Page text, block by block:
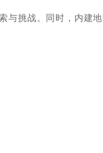
与挑战。同时，内建